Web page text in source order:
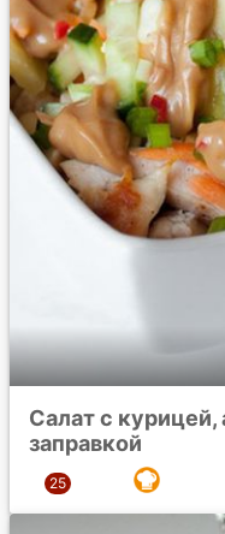
Салат с курицей,
заправкой